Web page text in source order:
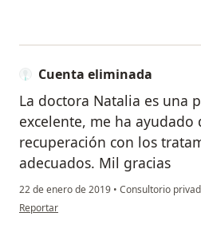
Cuenta eliminada
La doctora Natalia es una
excelente, me ha
recuperación con los
adecuados. Mil gracias
22 de enero de 2019 • Consultorio
en opinión del usuario Cuenta eliminada
Reportar